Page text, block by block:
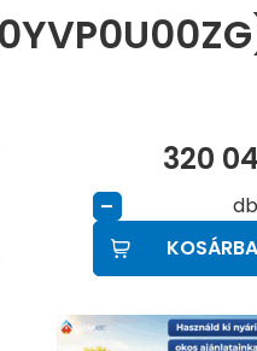
320
– db